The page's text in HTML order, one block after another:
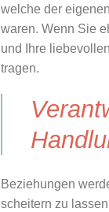
welche der
waren. Wenn Sie
und Ihre
tragen.
Beziehungen
scheitern zu